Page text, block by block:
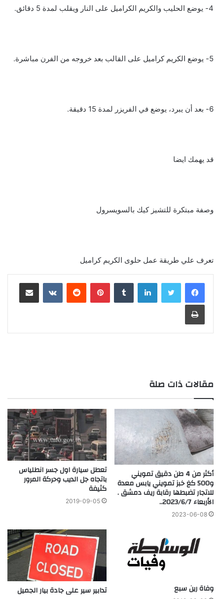
4- يوضع الحليب والكريم الكراميل على النار ويقلب لمدة 5 دقائق.
5- يوضع الكريم كراميل على القالب بعد خروجه من الفرن مباشرة.
6- بعد أن يبرد، يوضع في الفريزر لمدة 15 دقيقة.
قد يهمك ايضا
وصفة مبتكرة للتشيز كيك بالسويسرول
تعرف علي طريقة عمل حلوى الكريم كراميل
لينكدإن بينتيريست
مقالات ذات صلة
أكثر من 4 طن دقيق تمويني
و500 كغ خبز تمويني يابس معدة
للاتجار تضبطها رقابة ريف دمشق .
الأربعاء 2023/6/7..
2023-06-08
تعطل سيارة اول جسر انطلياس
باتجاه جل الديب وحركة المرور
كثيفة
2019-09-05
وفاة رين سبع تدابير سير على جادة بيار الجميل